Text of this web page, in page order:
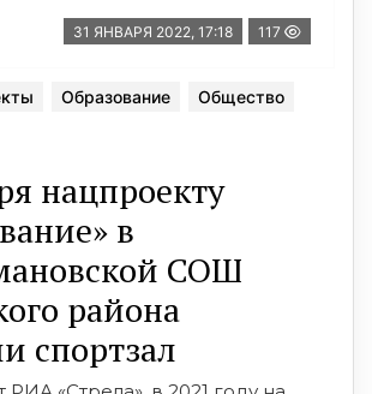
31 ЯНВАРЯ 2022, 17:18 117
Образование
Общество
нацпроекту
в
СОШ
района
спортзал